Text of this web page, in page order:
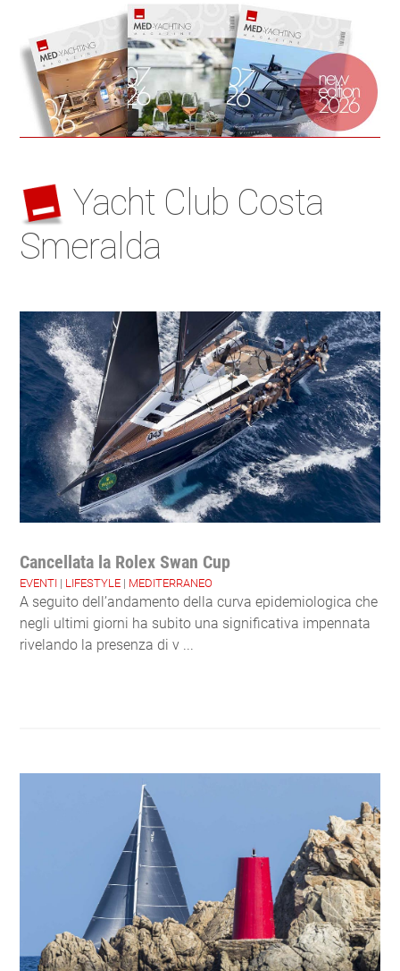
Yacht Club Costa
Smeralda
Cancellata la Rolex Swan Cup
EVENTI | LIFESTYLE | MEDITERRANEO
A seguito dell’andamento della curva epidemiologica che
negli ultimi giorni ha subito una significativa impennata
rivelando la presenza di v ...